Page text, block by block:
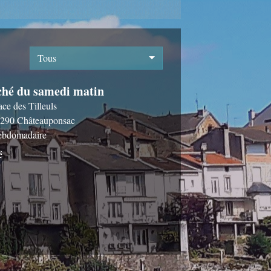
Tous
du samedi matin
des Tilleuls
Châteauponsac